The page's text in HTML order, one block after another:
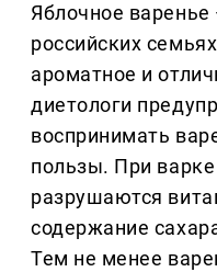
Яблочное
российских
ароматное и
диетологи
воспринимать
пользы. При
разрушаются
содержание
Тем не менее